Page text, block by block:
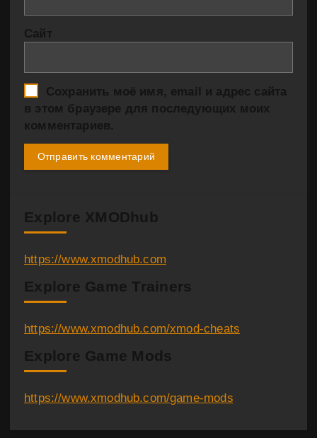
Сайт
Сохранить моё имя, email и адрес сайта
в этом браузере для последующих моих
комментариев.
Explore XMODhub
https://www.xmodhub.com
Explore Game Trainers
https://www.xmodhub.com/xmod-cheats
Explore Game Mods
https://www.xmodhub.com/game-mods